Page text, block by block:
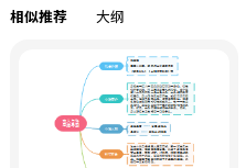
相似推荐 大纲